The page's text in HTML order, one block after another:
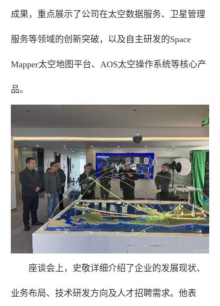
成果，重点展示了公司在太空数据服务、卫星管理
服务等领域的创新突破，以及自主研发的Space
Mapper太空地图平台、AOS太空操作系统等核心产
品。
座谈会上，史敬详细介绍了企业的发展现状、
业务布局、技术研发方向及人才招聘需求。他表